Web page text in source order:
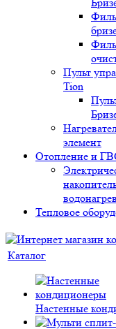
Пульт
Tion
элемент
Отопление и
Тепловое
Каталог
Настенные